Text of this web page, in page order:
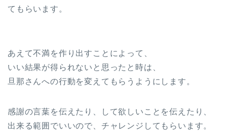
てもらいます。
あえて不満を作り出すことによって、
いい結果が得られないと思ったと時は、
旦那さんへの行動を変えてもらうようにします。
感謝の言葉を伝えたり、して欲しいことを伝えたり、
出来る範囲でいいので、チャレンジしてもらいます。